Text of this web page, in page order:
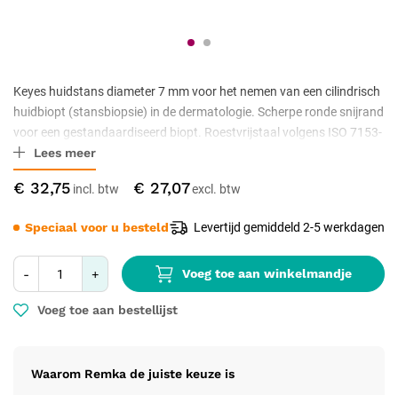
€ 32,75 € 27,07
- + Voeg toe aan winkelmandje
Voeg toe aan bestellijst
Waarom Remka de juiste keuze is
Speciaal voor u besteld Levertijd gemiddeld 2-5 werkdagen
Keyes huidstans diameter 7 mm voor het nemen van een cilindrisch
huidbiopt (stansbiopsie) in de dermatologie. Scherpe ronde snijrand
voor een gestandaardiseerd biopt. Roestvrijstaal volgens ISO 7153-
1, niet-steriel geleverd, autoclaveerbaar.
Lees meer